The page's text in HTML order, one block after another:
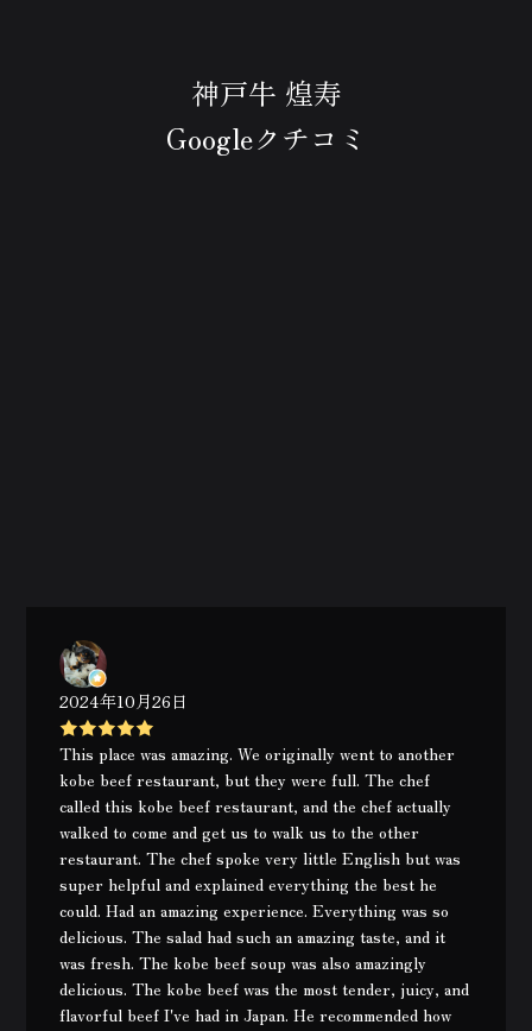
神戸牛 煌寿
Googleクチコミ
2024年10月26日
This place was amazing. We originally went to another
kobe beef restaurant, but they were full. The chef
called this kobe beef restaurant, and the chef actually
walked to come and get us to walk us to the other
restaurant. The chef spoke very little English but was
super helpful and explained everything the best he
could. Had an amazing experience. Everything was so
delicious. The salad had such an amazing taste, and it
was fresh. The kobe beef soup was also amazingly
delicious. The kobe beef was the most tender, juicy, and
flavorful beef I've had in Japan. He recommended how